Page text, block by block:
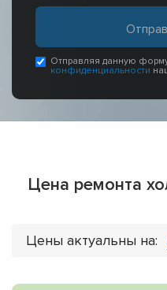
Отправляя данную
конфиденциальности
Цена ремонта
Цены актуальны на: